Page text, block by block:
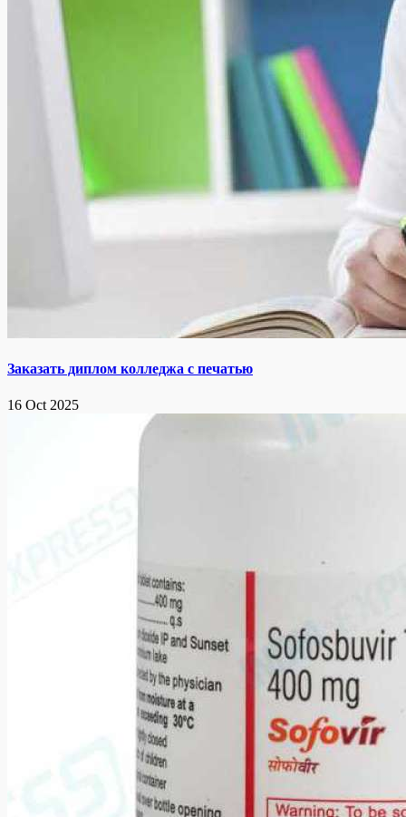
Заказать диплом колледжа с печатью
16 Oct 2025